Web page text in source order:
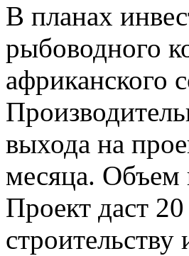
В планах
рыбоводного
африканского
выхода на
месяца. Объем
Проект даст